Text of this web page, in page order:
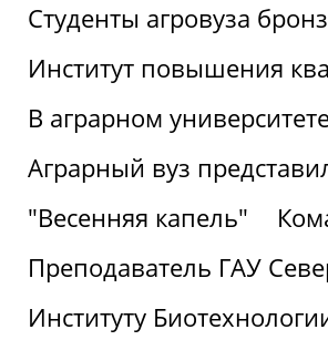
Студенты агровуза
Институт повышения
В аграрном
Аграрный вуз
"Весенняя капель"
Преподаватель ГАУ
Институту